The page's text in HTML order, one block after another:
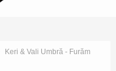
Keri & Vali Umbră - Furăm